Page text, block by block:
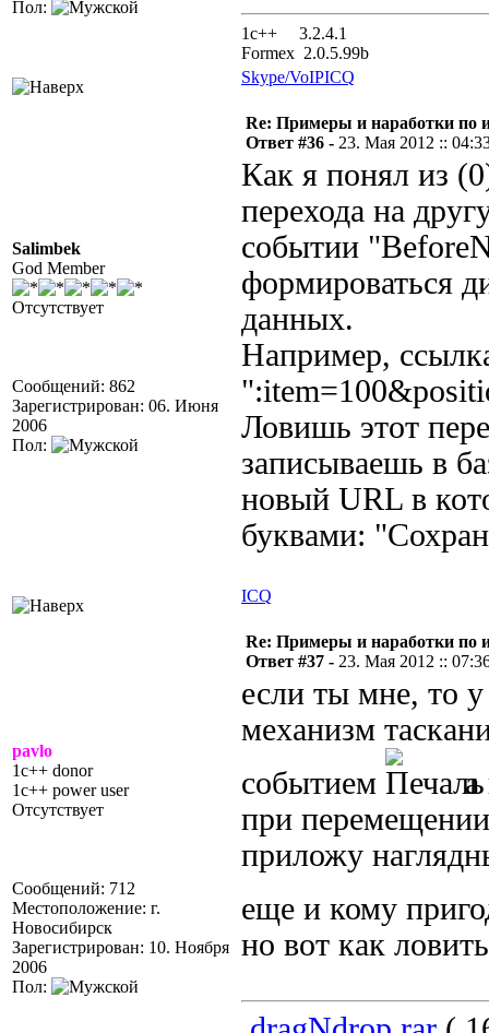
Пол:
1с++ 3.2.4.1
Formex 2.0.5.99b
Skype/VoIPICQ
Salimbek
God Member
Отсутствует
Сообщений: 862
Зарегистрирован: 06. Июня
2006
Пол:
Re: Примеры и наработки по
Ответ #36 - 23. Мая 2012 ::
Как я понял из
перехода на
событии
формироваться
данных.
Например,
Ловишь этот
записываешь в
новый URL в
буквами:
ICQ
pavlo
1c++ donor
1c++ power user
Отсутствует
Сообщений: 712
Местоположение: г.
Новосибирск
Зарегистрирован: 10. Ноября
2006
Пол:
Re: Примеры и наработки по
Ответ #37 - 23. Мая 2012 ::
если ты мне, то
механизм
событием
а
при
приложу
еще и кому
но вот как